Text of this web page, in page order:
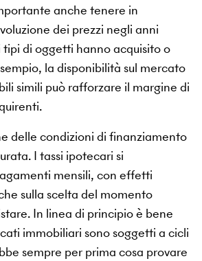
anche tenere in
dei prezzi negli anni
di oggetti hanno acquisito o
la disponibilità sul mercato
simili può rafforzare il margine di
delle condizioni di finanziamento
I tassi ipotecari si
mensili, con effetti
sulla scelta del momento
In linea di principio è bene
immobiliari sono soggetti a cicli
sempre per prima cosa provare